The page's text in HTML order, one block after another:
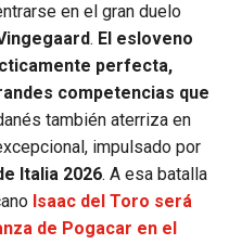
en el gran duelo
. El esloveno
perfecta,
competencias que
también aterriza en
impulsado por
Italia 2026. A esa batalla
Isaac del Toro será
de Pogacar en el